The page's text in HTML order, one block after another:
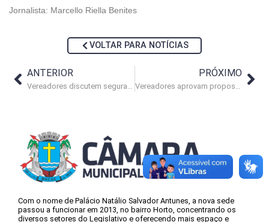
Jornalista: Marcello Riella Benites
VOLTAR PARA NOTÍCIAS
ANTERIOR
Vereadores discutem segurança interna
PRÓXIMO
Vereadores aprovam propostas de infraestrutura para a cidade
Com o nome de Palácio Natálio Salvador Antunes, a nova sede
passou a funcionar em 2013, no bairro Horto, concentrando os
diversos setores do Legislativo e oferecendo mais espaço e